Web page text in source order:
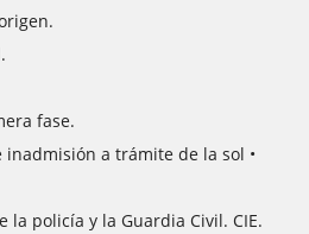
fase.
inadmisión a trámite de la sol •
la policía y la Guardia Civil. CIE.